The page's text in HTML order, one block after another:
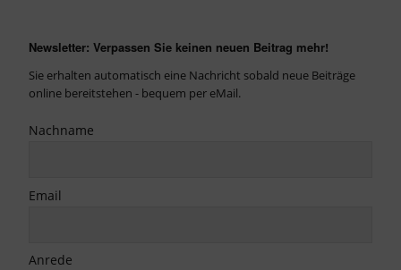
Newsletter: Verpassen Sie keinen neuen Beitrag mehr!
Sie erhalten automatisch eine Nachricht sobald neue Beiträge
online bereitstehen - bequem per eMail.
Nachname
Email
Anrede